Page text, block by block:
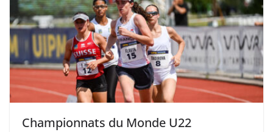
Championnats du Monde U22